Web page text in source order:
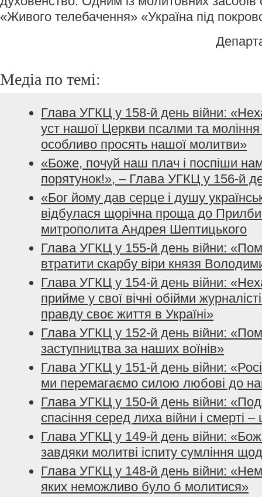
«Живого телебачення» «Україна під
Медіа по темі:
Глава УГКЦ у 158-й день війни:
уст нашої Церкви псалми та моління
особливо просять нашої молитви»
«Боже, почуй наш плач і поспіши
порятунок!», – Глава УГКЦ у 156-й
«Бог йому дав серце і душу
відбулася щорічна проща до
митрополита Андрея Шептицького
Глава УГКЦ у 155-й день війни:
втратити скарбу віри князя
Глава УГКЦ у 154-й день війни:
прийме у свої вічні обійми
правду своє життя в Україні»
Глава УГКЦ у 152-й день війни:
заступництва за наших воїнів»
Глава УГКЦ у 151-й день війни:
ми перемагаємо силою любові до
Глава УГКЦ у 150-й день війни:
спасіння серед лиха війни і смерті
Глава УГКЦ у 149-й день війни:
завдяки молитві іспиту сумління
Глава УГКЦ у 148-й день війни:
яких неможливо було б молитися»